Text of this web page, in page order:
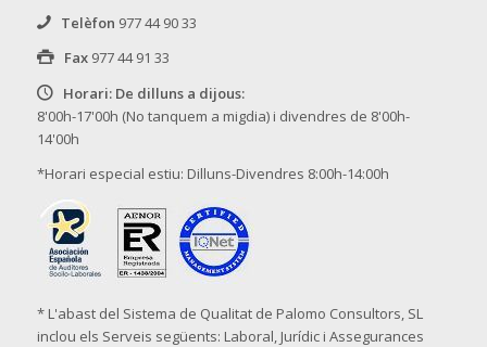
Telèfon 977 44 90 33
Fax 977 44 91 33
Horari: De dilluns a dijous:
8'00h-17'00h (No tanquem a migdia) i divendres de 8'00h-
14'00h
*Horari especial estiu: Dilluns-Divendres 8:00h-14:00h
* L'abast del Sistema de Qualitat de Palomo Consultors, SL
inclou els Serveis següents: Laboral, Jurídic i Assegurances